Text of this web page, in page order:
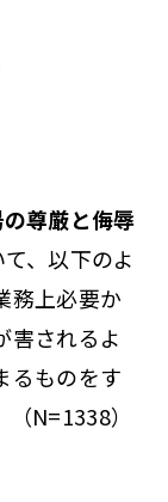
尊厳と侮辱
、以下のよ
務上必要か
害されるよ
るものをす
N=1338）